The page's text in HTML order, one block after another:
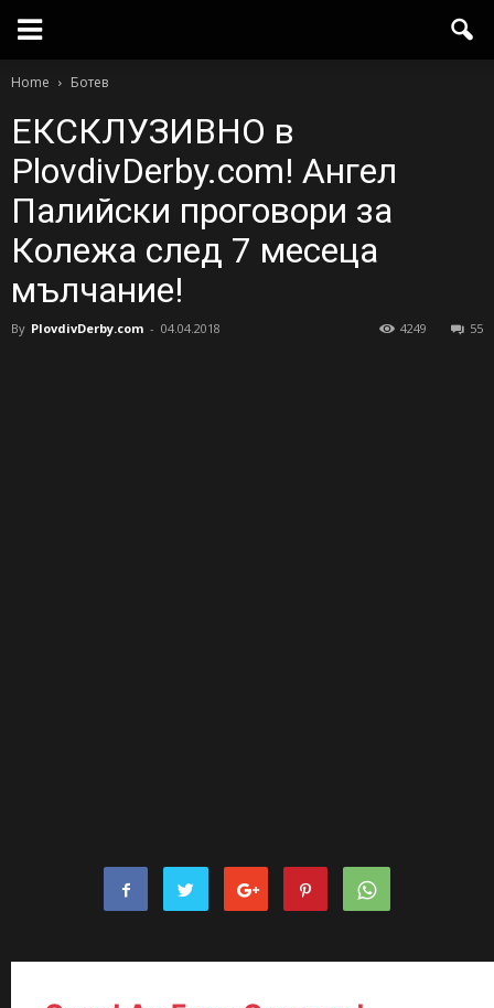
Home Ботев
ЕКСКЛУЗИВНО в
PlovdivDerby.com! Ангел
Палийски проговори за
Колежа след 7 месеца
мълчание!
By PlovdivDerby.com - 04.04.2018 55
4249